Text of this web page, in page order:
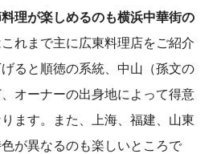
理が楽しめるのも横浜中華街の
れまで主に広東料理店をご紹介
ると順徳の系統、中山（孫文の
オーナーの出身地によって得意
ます。また、上海、福建、山東
が異なるのも楽しいところで